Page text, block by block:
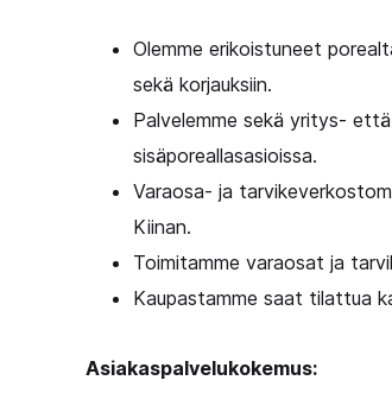
Olemme erikoistuneet
sekä korjauksiin.
Palvelemme sekä yritys-
sisäporeallasasioissa.
Varaosa- ja
Kiinan.
Toimitamme varaosat ja
Kaupastamme saat tilattua
Asiakaspalvelukokemus: